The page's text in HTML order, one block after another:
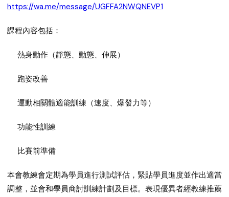
https://wa.me/message/UGFFA2NWQNEVP1
課程內容包括：
熱身動作（靜態、動態、伸展）
跑姿改善
運動相關體適能訓練（速度、爆發力等）
功能性訓練
比賽前準備
本會教練會定期為學員進行測試評估，緊貼學員進度並作出適當
調整，並會和學員商討訓練計劃及目標。表現優異者經教練推薦